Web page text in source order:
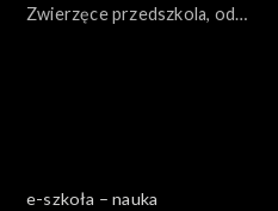
Zwierzęce przedszkola, odc.
e-szkoła – nauka